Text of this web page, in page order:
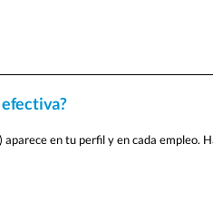
efectiva?
en tu perfil y en cada empleo.